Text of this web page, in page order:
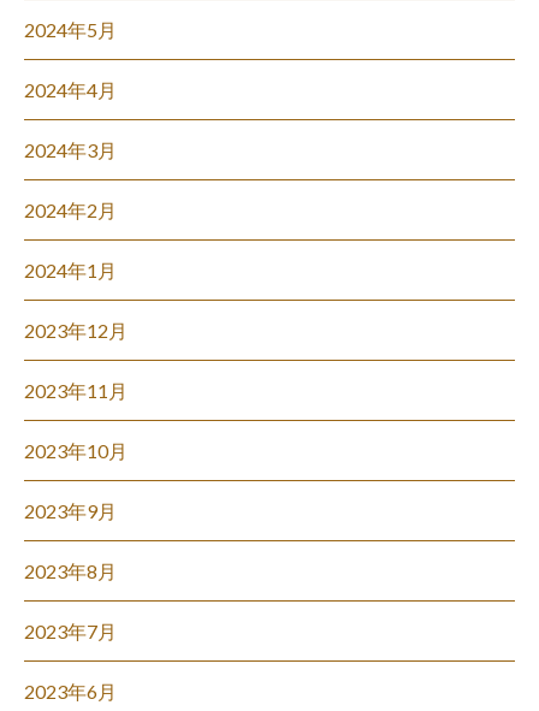
2024年5月
2024年4月
2024年3月
2024年2月
2024年1月
2023年12月
2023年11月
2023年10月
2023年9月
2023年8月
2023年7月
2023年6月